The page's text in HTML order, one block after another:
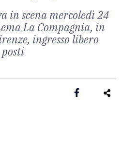
in scena mercoledì 24
La Compagnia, in
ingresso libero